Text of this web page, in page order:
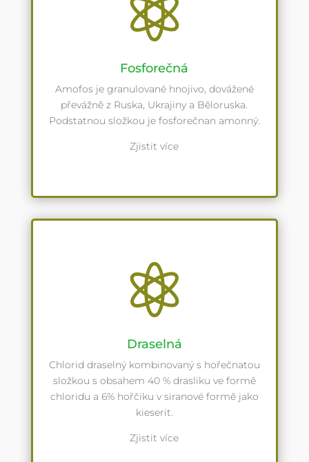

Fosforečná
Amofos je granulované hnojivo, dovážené
převážně z Ruska, Ukrajiny a Běloruska.
Podstatnou složkou je fosforečnan amonný.
Zjistit více

Draselná
Chlorid draselný kombinovaný s hořečnatou
složkou s obsahem 40 % drasliku ve formě
chloridu a 6% hořčiku v siranové formě jako
kieserit.
Zjistit více